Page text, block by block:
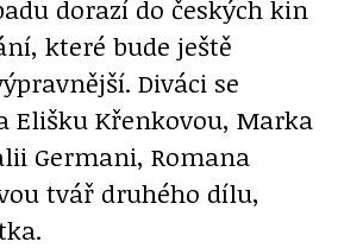
dorazí do českých kin
které bude ještě
Diváci se
Elišku Křenkovou, Marka
Germani, Romana
tvář druhého dílu,